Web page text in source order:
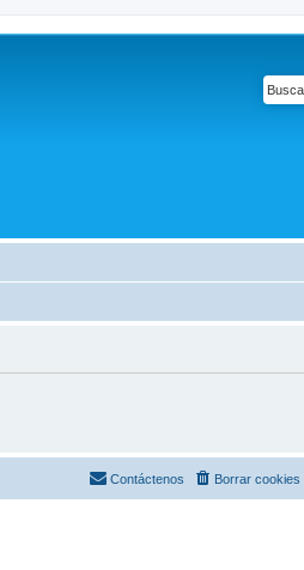
Borrar cookies
Contáctenos